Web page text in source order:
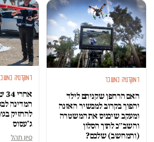
דמוקרטיה במשבר
האם הרחפן שקניתם לילד
יהפוך בקרוב למכשיר האזנה
ומעקב שיכניס את המשטרה
והשב״כ לתוך הסלון
(והמחשב) שלכם?
דמוקרטיה
המדינה
להחזיק
ג'עסוס
סיון תהל